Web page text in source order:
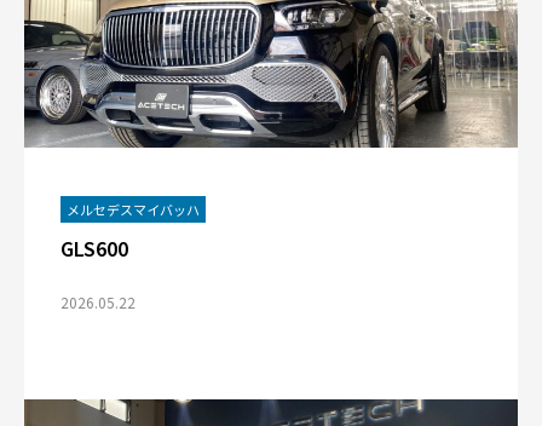
メルセデスマイバッハ
GLS600
2026.05.22